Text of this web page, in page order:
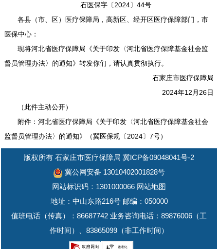
石医保字〔2024〕44号
各县（市、区）医疗保障局，高新区、经开区医疗保障部门，市
医保中心：
现将河北省医疗保障局《关于印发〈河北省医疗保障基金社会监
督员管理办法〉的通知》转发你们，请认真贯彻执行。
石家庄市医疗保障局
2024年12月26日
（此件主动公开）
附件：河北省医疗保障局《关于印发〈河北省医疗保障基金社会
监督员管理办法〉的通知》（冀医保规〔2024〕7号）